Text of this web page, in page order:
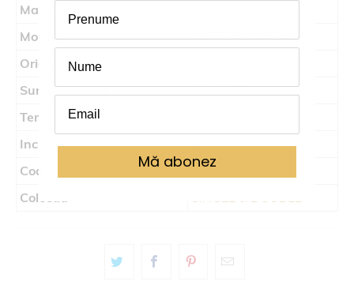
Material
Montaj
incastrat in tavan
Orientabil
Sursa iluminat
12W LED
Temperatura culoare
Inclus
da
Cod
LA92C1WH
Colectia
Mă abonez